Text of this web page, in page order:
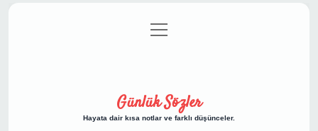
Gizlilik Politikası
menüyü
aç
Günlük Sözler
Hayata dair kısa notlar ve farklı düşünceler.